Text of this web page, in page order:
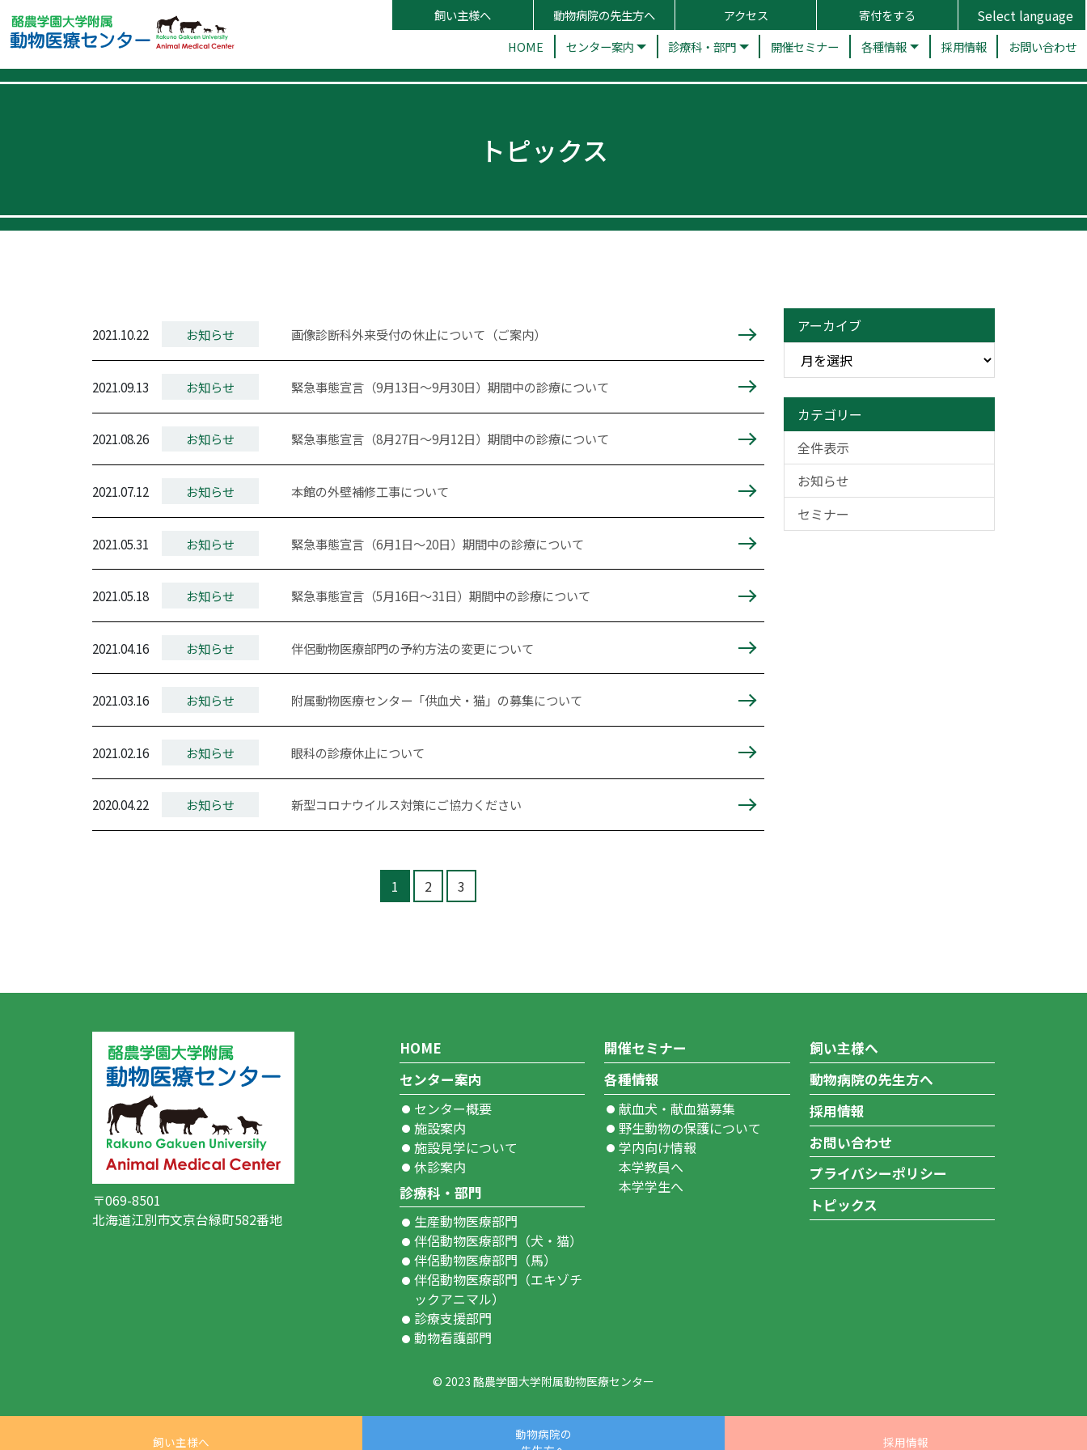
HOME センター案内 診療科・部門 開催セミナー 各種情報 採用情報 お問い合わせ
飼い主様へ 動物病院の先生方へ アクセス 寄付をする
トピックス
2021.10.22 お知らせ 画像診断科外来受付の休止について（ご案内）
2021.09.13 お知らせ 緊急事態宣言（9月13日～9月30日）期間中の診療について
2021.08.26 お知らせ 緊急事態宣言（8月27日～9月12日）期間中の診療について
2021.07.12 お知らせ 本館の外壁補修工事について
2021.05.31 お知らせ 緊急事態宣言（6月1日～20日）期間中の診療について
2021.05.18 お知らせ 緊急事態宣言（5月16日～31日）期間中の診療について
2021.04.16 お知らせ 伴侶動物医療部門の予約方法の変更について
2021.03.16 お知らせ 附属動物医療センター「供血犬・猫」の募集について
2021.02.16 お知らせ 眼科の診療休止について
2020.04.22 お知らせ 新型コロナウイルス対策にご協力ください
1 2 3
アーカイブ
カテゴリー
全件表示
お知らせ
セミナー
〒069-8501
北海道江別市文京台緑町582番地
HOME
センター案内
センター概要
施設案内
施設見学について
休診案内
診療科・部門
生産動物医療部門
伴侶動物医療部門（犬・猫）
伴侶動物医療部門（馬）
伴侶動物医療部門（エキゾチ
ックアニマル）
診療支援部門
動物看護部門
開催セミナー
各種情報
献血犬・献血猫募集
野生動物の保護について
学内向け情報
本学教員へ
本学学生へ
飼い主様へ
動物病院の先生方へ
採用情報
お問い合わせ
プライバシーポリシー
トピックス
© 2023 酪農学園大学附属動物医療センター
飼い主様へ
動物病院の
採用情報